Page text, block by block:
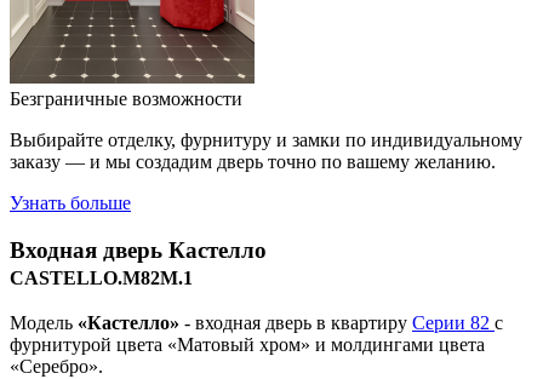
Безграничные возможности
Выбирайте отделку, фурнитуру и замки по индивидуальному
заказу — и мы создадим дверь точно по вашему желанию.
Узнать больше
Входная дверь Кастелло
CASTELLO.M82M.1
Модель «Кастелло» - входная дверь в квартиру Серии 82 с
фурнитурой цвета «Матовый хром» и молдингами цвета
«Серебро».